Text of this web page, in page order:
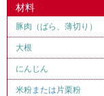
材料
豚肉（ばら、薄切り）
大根
にんじん
米粉または片栗粉